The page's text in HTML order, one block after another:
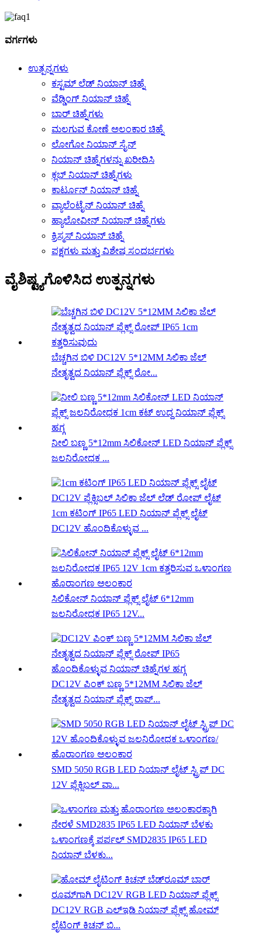
ವರ್ಗಗಳು
ಉತ್ಪನ್ನಗಳು
ಕಸ್ಟಮ್ ಲೆಡ್ ನಿಯಾನ್ ಚಿಹ್ನೆ
ವೆಡ್ಡಿಂಗ್ ನಿಯಾನ್ ಚಿಹ್ನೆ
ಬಾರ್ ಚಿಹ್ನೆಗಳು
ಮಲಗುವ ಕೋಣೆ ಅಲಂಕಾರ ಚಿಹ್ನೆ
ಲೋಗೋ ನಿಯಾನ್ ಸೈನ್
ನಿಯಾನ್ ಚಿಹ್ನೆಗಳನ್ನು ಖರೀದಿಸಿ
ಕ್ಲಬ್ ನಿಯಾನ್ ಚಿಹ್ನೆಗಳು
ಕಾರ್ಟೂನ್ ನಿಯಾನ್ ಚಿಹ್ನೆ
ವ್ಯಾಲೆಂಟೈನ್ ನಿಯಾನ್ ಚಿಹ್ನೆ
ಹ್ಯಾಲೋವೀನ್ ನಿಯಾನ್ ಚಿಹ್ನೆಗಳು
ಕ್ರಿಸ್ಮಸ್ ನಿಯಾನ್ ಚಿಹ್ನೆ
ಪಕ್ಷಗಳು ಮತ್ತು ವಿಶೇಷ ಸಂದರ್ಭಗಳು
ವೈಶಿಷ್ಟ್ಯಗೊಳಿಸಿದ ಉತ್ಪನ್ನಗಳು
ಬೆಚ್ಚಗಿನ ಬಿಳಿ DC12V 5*12MM ಸಿಲಿಕಾ ಜೆಲ್
ನೇತೃತ್ವದ ನಿಯಾನ್ ಫ್ಲೆಕ್ಸ್ ರೋ...
ನೀಲಿ ಬಣ್ಣ 5*12mm ಸಿಲಿಕೋನ್ LED ನಿಯಾನ್ ಫ್ಲೆಕ್ಸ್
ಜಲನಿರೋಧಕ ...
1cm ಕಟಿಂಗ್ IP65 LED ನಿಯಾನ್ ಫ್ಲೆಕ್ಸ್ ಲೈಟ್
DC12V ಹೊಂದಿಕೊಳ್ಳುವ ...
ಸಿಲಿಕೋನ್ ನಿಯಾನ್ ಫ್ಲೆಕ್ಸ್ ಲೈಟ್ 6*12mm
ಜಲನಿರೋಧಕ IP65 12V...
DC12V ಪಿಂಕ್ ಬಣ್ಣ 5*12MM ಸಿಲಿಕಾ ಜೆಲ್
ನೇತೃತ್ವದ ನಿಯಾನ್ ಫ್ಲೆಕ್ಸ್ ರಾಪ್...
SMD 5050 RGB LED ನಿಯಾನ್ ಲೈಟ್ ಸ್ಟ್ರಿಪ್ DC
12V ಫ್ಲೆಕ್ಸಿಬಲ್ ವಾ...
ಒಳಾಂಗಣಕ್ಕೆ ಪರ್ಪಲ್ SMD2835 IP65 LED
ನಿಯಾನ್ ಬೆಳಕು...
DC12V RGB ಎಲ್ಇಡಿ ನಿಯಾನ್ ಫ್ಲೆಕ್ಸ್ ಹೋಮ್
ಲೈಟಿಂಗ್ ಕಿಚನ್ ಬಿ...